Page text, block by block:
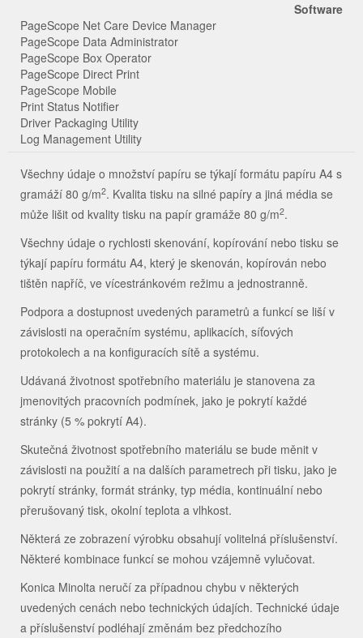
Software
PageScope Net Care Device Manager
PageScope Data Administrator
PageScope Box Operator
PageScope Direct Print
PageScope Mobile
Print Status Notifier
Driver Packaging Utility
Log Management Utility
Všechny údaje o množství papíru se týkají formátu papíru A4 s
gramáží 80 g/m2. Kvalita tisku na silné papíry a jiná média se
může lišit od kvality tisku na papír gramáže 80 g/m2.
Všechny údaje o rychlosti skenování, kopírování nebo tisku se
týkají papíru formátu A4, který je skenován, kopírován nebo
tištěn napříč, ve vícestránkovém režimu a jednostranně.
Podpora a dostupnost uvedených parametrů a funkcí se liší v
závislosti na operačním systému, aplikacích, síťových
protokolech a na konfiguracích sítě a systému.
Udávaná životnost spotřebního materiálu je stanovena za
jmenovitých pracovních podmínek, jako je pokrytí každé
stránky (5 % pokrytí A4).
Skutečná životnost spotřebního materiálu se bude měnit v
závislosti na použití a na dalších parametrech při tisku, jako je
pokrytí stránky, formát stránky, typ média, kontinuální nebo
přerušovaný tisk, okolní teplota a vlhkost.
Některá ze zobrazení výrobku obsahují volitelná příslušenství.
Některé kombinace funkcí se mohou vzájemně vylučovat.
Konica Minolta neručí za případnou chybu v některých
uvedených cenách nebo technických údajích. Technické údaje
a příslušenství podléhají změnám bez předchozího